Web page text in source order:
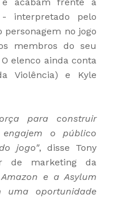
e acabam frente a
interpretado pelo
no jogo
membros do seu
elenco ainda conta
Violência) e Kyle
para construir
o público
jogo", disse Tony
de marketing da
e a Asylum
uma oportunidade